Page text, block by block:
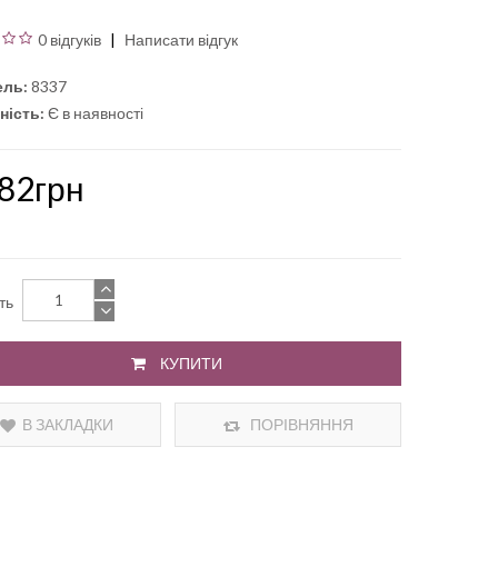
0 відгуків Написати відгук
8337
Є в наявності
КУПИТИ
В ЗАКЛАДКИ ПОРІВНЯННЯ